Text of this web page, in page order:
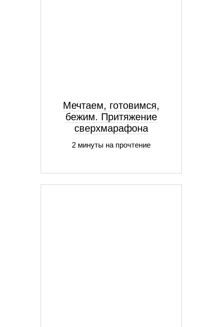
Мечтаем, готовимся,
бежим. Притяжение
сверхмарафона
2 минуты на прочтение